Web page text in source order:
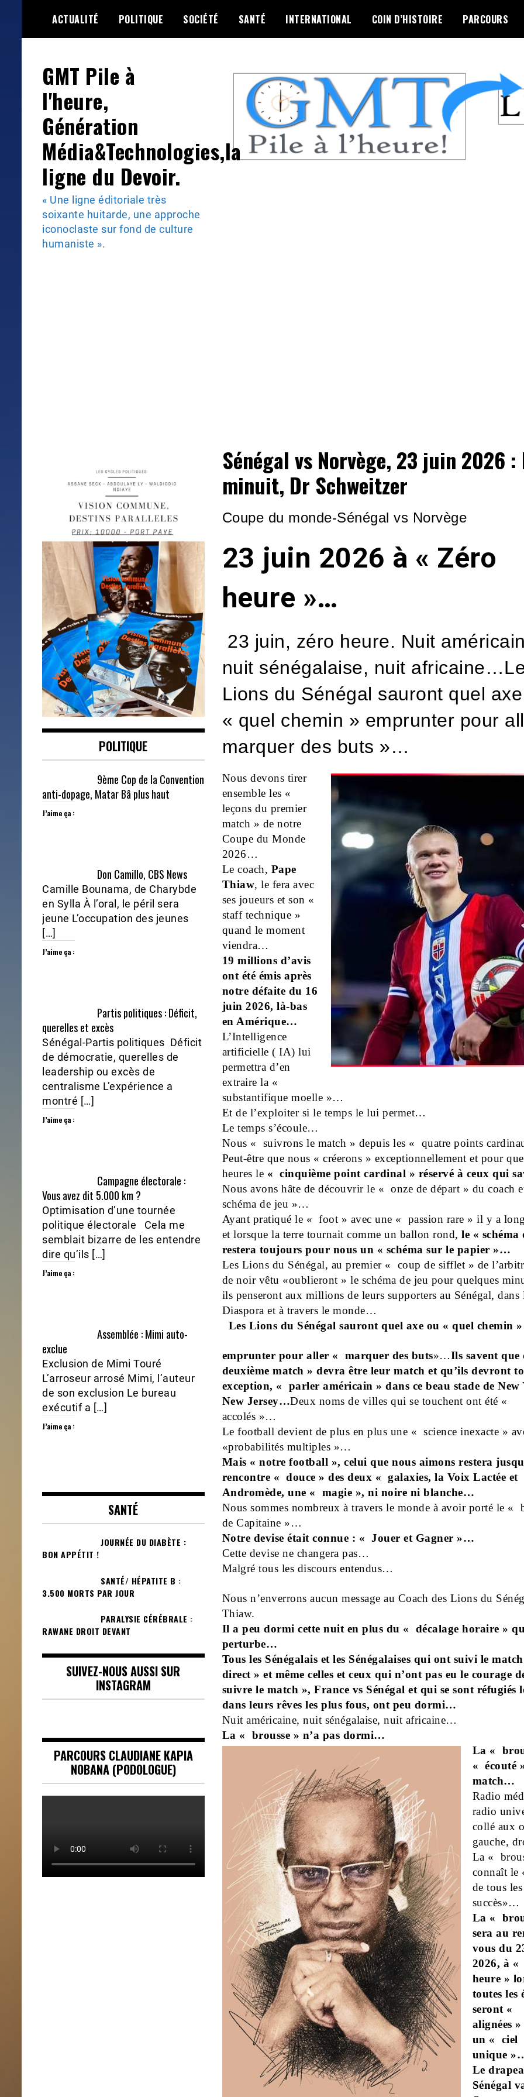
content
ACTUALITÉ POLITIQUE SOCIÉTÉ SANTÉ INTERNATIONAL COIN D’HISTOIRE PARCOURS
GMT Pile à
l'heure,
Génération
Média&Technologies,la
ligne du Devoir.
« Une ligne éditoriale très
soixante huitarde, une approche
iconoclaste sur fond de culture
humaniste ».
Sénégal vs Norvège, 23 juin 2026
minuit, Dr Schweitzer
Coupe du monde-Sénégal vs Norvège
23 juin 2026 à « Zéro
heure »…
23 juin, zéro heure. Nuit
nuit sénégalaise, nuit
Lions du Sénégal sauront quel
« quel chemin » emprunter pour
marquer des buts »…
Nous devons tirer
ensemble les «
leçons du premier
match » de notre
Coupe du Monde
2026…
Le coach, Pape
Thiaw, le fera avec
ses joueurs et son «
staff technique »
quand le moment
viendra…
19 millions d’avis
ont été émis après
notre défaite du 16
juin 2026, là-bas
en Amérique…
L’Intelligence
artificielle ( IA) lui
permettra d’en
extraire la «
substantifique moelle »…
Et de l’exploiter si le temps le lui permet…
Le temps s’écoule…
Nous « suivrons le match » depuis les « quatre points
Peut-être que nous « créerons » exceptionnellement et pour
heures le « cinquième point cardinal » réservé à ceux qui
Nous avons hâte de découvrir le « onze de départ » du coach
schéma de jeu »…
Ayant pratiqué le « foot » avec une « passion rare » il y a
et lorsque la terre tournait comme un ballon rond, le « schéma
restera toujours pour nous un « schéma sur le papier »…
Les Lions du Sénégal, au premier « coup de sifflet » de
de noir vêtu «oublieront » le schéma de jeu pour quelques
ils penseront aux millions de leurs supporters au Sénégal, dans
Diaspora et à travers le monde…
Les Lions du Sénégal sauront quel axe ou « quel chemin »
emprunter pour aller « marquer des buts»…Ils savent que
deuxième match » devra être leur match et qu’ils devront
exception, « parler américain » dans ce beau stade de New
New Jersey…Deux noms de villes qui se touchent ont été «
accolés »…
Le football devient de plus en plus une « science inexacte »
«probabilités multiples »…
Mais « notre football », celui que nous aimons restera
rencontre « douce » des deux « galaxies, la Voix Lactée et
Andromède, une « magie », ni noire ni blanche…
Nous sommes nombreux à travers le monde à avoir porté le «
de Capitaine »…
Notre devise était connue : « Jouer et Gagner »…
Cette devise ne changera pas…
Malgré tous les discours entendus…
Nous n’enverrons aucun message au Coach des Lions du
Thiaw.
Il a peu dormi cette nuit en plus du « décalage horaire »
perturbe…
Tous les Sénégalais et les Sénégalaises qui ont suivi le
direct » et même celles et ceux qui n’ont pas eu le courage
suivre le match », France vs Sénégal et qui se sont réfugiés
dans leurs rêves les plus fous, ont peu dormi…
Nuit américaine, nuit sénégalaise, nuit africaine…
La « brousse » n’a pas dormi…
La «
« écouté
match…
Radio
radio
collé aux
gauche,
La «
connaît le
de tous les
succès»…
La «
sera au
vous du
2026, à «
heure »
toutes les
seront «
alignées
un « ciel
unique
Le
Sénégal
POLITIQUE
9ème Cop de la Convention
anti-dopage, Matar Bâ plus haut
J’aime ça :
Don Camillo, CBS News
Camille Bounama, de Charybde
en Sylla À l’oral, le péril sera
jeune L’occupation des jeunes
[…]
J’aime ça :
Partis politiques : Déficit,
querelles et excès
Sénégal-Partis politiques Déficit
de démocratie, querelles de
leadership ou excès de
centralisme L’expérience a
montré […]
J’aime ça :
Campagne électorale :
Vous avez dit 5.000 km ?
Optimisation d’une tournée
politique électorale Cela me
semblait bizarre de les entendre
dire qu’ils […]
J’aime ça :
Assemblée : Mimi auto-
exclue
Exclusion de Mimi Touré
L’arroseur arrosé Mimi, l’auteur
de son exclusion Le bureau
exécutif a […]
J’aime ça :
SANTÉ
JOURNÉE DU DIABÈTE :
BON APPÉTIT !
SANTÉ/ HÉPATITE B :
3.500 MORTS PAR JOUR
PARALYSIE CÉRÉBRALE :
RAWANE DROIT DEVANT
SUIVEZ-NOUS AUSSI SUR
INSTAGRAM
PARCOURS CLAUDIANE KAPIA
NOBANA (PODOLOGUE)